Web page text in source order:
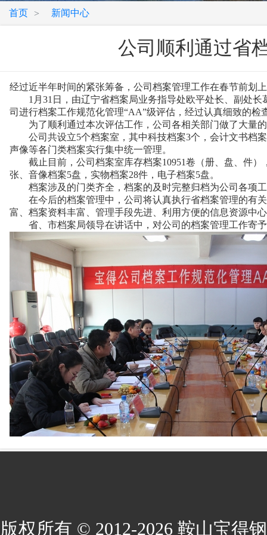
首页 > 新闻中心
公司顺利通过省
经过近半年时间的紧张筹备，公司档案管理工作在春节前划
1月31日，由辽宁省档案局业务指导处欧平处长、副处长
司进行档案工作规范化管理“AA”级评估，经过认真细致的
为了顺利通过本次评估工作，公司各相关部门做了大量的
公司共设立5个档案室，其中科技档案3个，会计文书档案
声像等各门类档案实行集中统一管理。
截止目前，公司档案室库存档案10951卷（册、盘、件）
张、音像档案5盘，实物档案28件，电子档案5盘。
档案涉及的门类齐全，档案的及时完整归档为公司各项
在今后的档案管理中，公司将认真执行省档案管理的有关
富、档案资料丰富、管理手段先进、利用方便的信息资源中
省、市档案局领导在讲话中，对公司的档案管理工作寄
版权所有 © 2012-2026 鞍山宝得钢